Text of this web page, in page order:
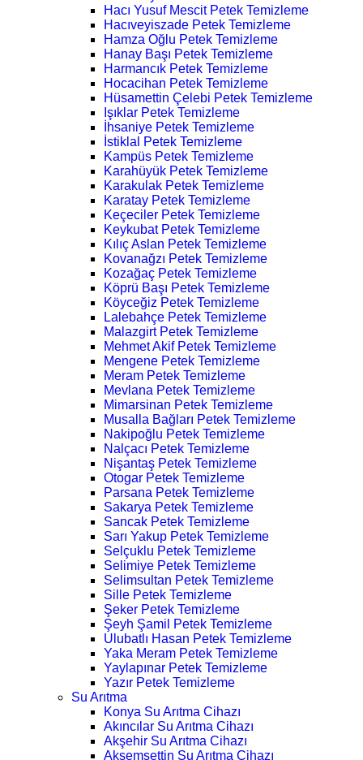
Hacı Yusuf Mescit Petek Temizleme
Hacıveyiszade Petek Temizleme
Hamza Oğlu Petek Temizleme
Hanay Başı Petek Temizleme
Harmancık Petek Temizleme
Hocacihan Petek Temizleme
Hüsamettin Çelebi Petek Temizleme
Işıklar Petek Temizleme
İhsaniye Petek Temizleme
İstiklal Petek Temizleme
Kampüs Petek Temizleme
Karahüyük Petek Temizleme
Karakulak Petek Temizleme
Karatay Petek Temizleme
Keçeciler Petek Temizleme
Keykubat Petek Temizleme
Kılıç Aslan Petek Temizleme
Kovanağzı Petek Temizleme
Kozağaç Petek Temizleme
Köprü Başı Petek Temizleme
Köyceğiz Petek Temizleme
Lalebahçe Petek Temizleme
Malazgirt Petek Temizleme
Mehmet Akif Petek Temizleme
Mengene Petek Temizleme
Meram Petek Temizleme
Mevlana Petek Temizleme
Mimarsinan Petek Temizleme
Musalla Bağları Petek Temizleme
Nakipoğlu Petek Temizleme
Nalçacı Petek Temizleme
Nişantaş Petek Temizleme
Otogar Petek Temizleme
Parsana Petek Temizleme
Sakarya Petek Temizleme
Sancak Petek Temizleme
Sarı Yakup Petek Temizleme
Selçuklu Petek Temizleme
Selimiye Petek Temizleme
Selimsultan Petek Temizleme
Sille Petek Temizleme
Şeker Petek Temizleme
Şeyh Şamil Petek Temizleme
Ulubatlı Hasan Petek Temizleme
Yaka Meram Petek Temizleme
Yaylapınar Petek Temizleme
Yazır Petek Temizleme
Su Arıtma
Konya Su Arıtma Cihazı
Akıncılar Su Arıtma Cihazı
Akşehir Su Arıtma Cihazı
Akşemsettin Su Arıtma Cihazı